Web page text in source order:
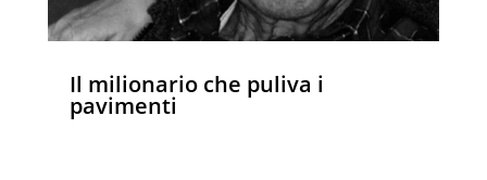
Il milionario che puliva i
pavimenti